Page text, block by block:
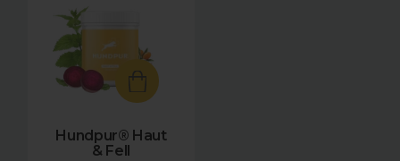
Hundpur® Haut
& Fell